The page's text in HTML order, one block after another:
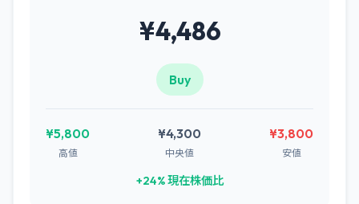
¥4,486
Buy
¥5,800
高値
¥4,300
中央値
¥3,800
安値
+24% 現在株価比